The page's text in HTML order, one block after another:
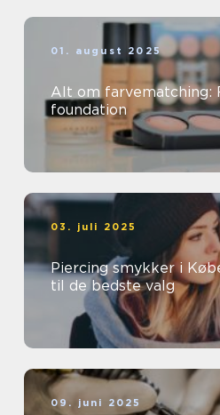
01. august 2025
Alt om farvematching:
foundation
03. juli 2025
Piercing smykker i
til de bedste valg
09. juni 2025